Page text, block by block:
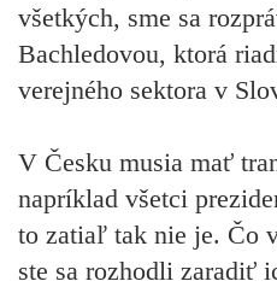
všetkých, sme sa
Bachledovou, ktorá
verejného sektora v
V Česku musia mať
napríklad všetci
to zatiaľ tak nie je. Čo
ste sa rozhodli zaradiť